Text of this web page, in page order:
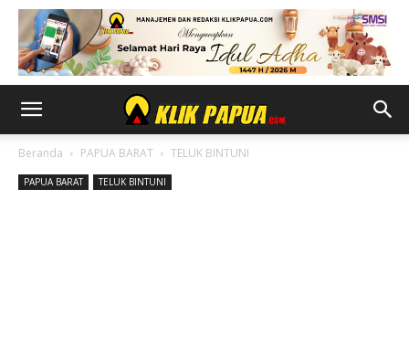
Beranda PAPUA BARAT TELUK BINTUNI
PAPUA BARAT TELUK BINTUNI